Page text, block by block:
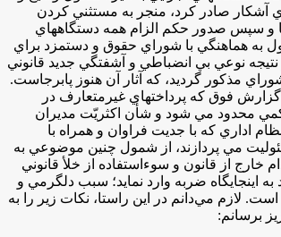
آشكار صادر كرد، منجر به مستثني كردن
و سپس صدور حكم الزام همه دستگاه­هاي
به هماهنگي با شوراي حقوق و دستمزد براي
نتيجه نوعي بي‌ انضباطي و آشفتگي جديد قانوني
مذكور گرديد، كه آثار آن هنوز پابرجاست.
گزارش فوق كه پرداخت­هاي غيرمتعارف در
كمي محدود مي شود و شأن اكثريّت مديران
اداري كه با جديت فراوان و همراه با
مي پردازند، از شمول چنين موضوعي به
خارج از قانون و سوءاستفاده از خلأ قانوني
به اينجايگاه ضربه وارد نمايد؛ سبب دلگرمي و
لازم مي‌­دانم در اين راستا، نكات زير را به
برسانم: